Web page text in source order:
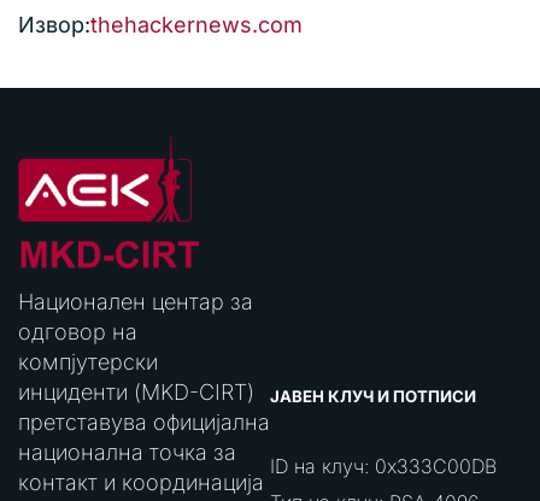
Извор:thehackernews.com
Национален центар за
одговор на
компјутерски
инциденти (MKD-CIRT)
претставува официјална
национална точка за
контакт и координација
ЈАВЕН КЛУЧ И ПОТПИСИ
ID на клуч: 0x333C00DB